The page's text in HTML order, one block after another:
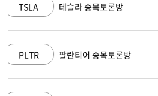
MSFT 마이크로소프트 종목토론방
AAPL 애플 종목토론방